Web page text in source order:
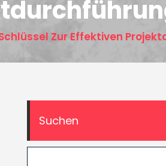
Zur Effektiven
Suchen